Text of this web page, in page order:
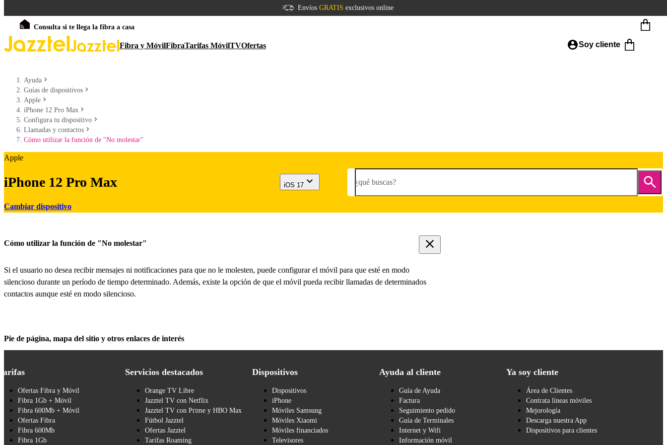
Envíos GRATIS exclusivos online
Consulta si te llega la fibra a casa
Fibra y MóvilFibraTarifas MóvilTVOfertas Soy cliente
Ayuda
Guías de dispositivos
Apple
iPhone 12 Pro Max
Configura tu dispositivo
Llamadas y contactos
Cómo utilizar la función de "No molestar"
Apple
iPhone 12 Pro Max
Cambiar dispositivo
iOS 17 ¿qué buscas?
Cómo utilizar la función de "No molestar"
Si el usuario no desea recibir mensajes ni notificaciones para que no le molesten, puede configurar el móvil para que esté en modo
silencioso durante un período de tiempo determinado. Además, existe la opción de que el móvil pueda recibir llamadas de determinados
contactos aunque esté en modo silencioso.
Pie de página, mapa del sitio y otros enlaces de interés
Ofertas Fibra y Móvil
Fibra 1Gb + Móvil
Fibra 600Mb + Móvil
Ofertas Fibra
Fibra 600Mb
Fibra 1Gb
Servicios destacados
Orange TV Libre
Jazztel TV con Netflix
Jazztel TV con Prime y HBO Max
Fútbol Jazztel
Ofertas Jazztel
Tarifas Roaming
Dispositivos
Dispositivos
iPhone
Móviles Samsung
Móviles Xiaomi
Móviles financiados
Televisores
Ayuda al cliente
Guía de Ayuda
Factura
Seguimiento pedido
Guía de Terminales
Internet y Wifi
Información móvil
Ya soy cliente
Área de Clientes
Contrata líneas móviles
Mejorología
Descarga nuestra App
Dispositivos para clientes